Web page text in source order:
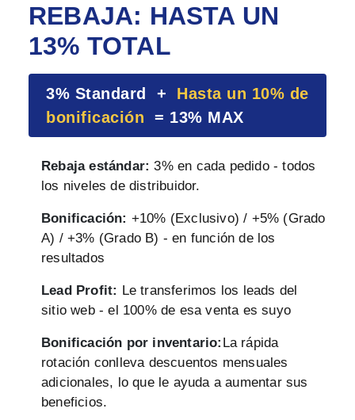
REBAJA: HASTA UN
13% TOTAL
3% Standard + Hasta un 10% de
bonificación = 13% MAX
Rebaja estándar: 3% en cada pedido - todos
los niveles de distribuidor.
Bonificación: +10% (Exclusivo) / +5% (Grado
A) / +3% (Grado B) - en función de los
resultados
Lead Profit: Le transferimos los leads del
sitio web - el 100% de esa venta es suyo
Bonificación por inventario: La rápida
rotación conlleva descuentos mensuales
adicionales, lo que le ayuda a aumentar sus
beneficios.